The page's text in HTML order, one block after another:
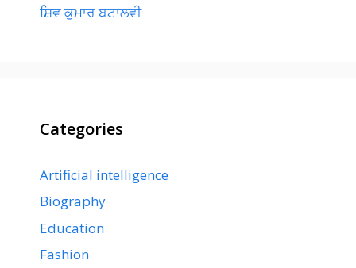
ਸ਼ਿਵ ਕੁਮਾਰ ਬਟਾਲਵੀ
Categories
Artificial intelligence
Biography
Education
Fashion